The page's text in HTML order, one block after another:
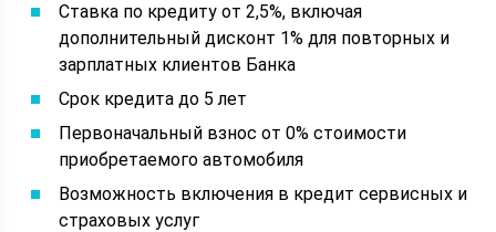
Ставка по кредиту от 2,5%, включая
дополнительный дисконт 1% для повторных и
зарплатных клиентов Банка
Срок кредита до 5 лет
Первоначальный взнос от 0% стоимости
приобретаемого автомобиля
Возможность включения в кредит сервисных и
страховых услуг